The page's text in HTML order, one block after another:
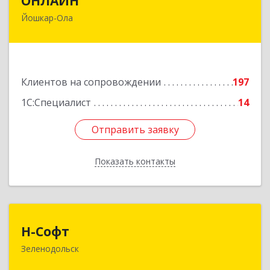
Йошкар-Ола
Клиентов на сопровождении
197
1С:Специалист
14
Отправить заявку
Показать контакты
424000, Марий Эл Респ, Йошкар-Ола г,
Отправить заявку
Назад
Н-Софт
Зеленодольск422521, Татарстан Респ (Татарстан),